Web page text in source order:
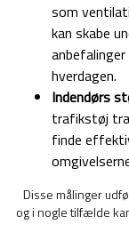
som
kan skabe
hverdagen.
Indendørs
trafikstøj
finde
Disse målinger
og i nogle tilfælde